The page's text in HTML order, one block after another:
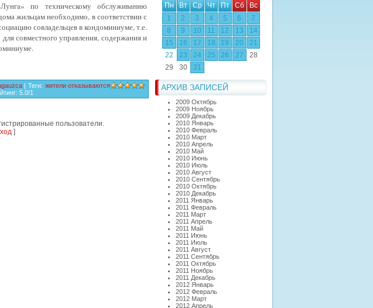
Пн
Вт Ср Чт Пт Сб
Вс
1
2 3 4 5 6
7
8
9 10 11 12 13
14
15
16 17 18 19 20
21
22
23 24 25 26 27
28
29
30 31
АРХИВ ЗАПИСЕЙ
2009 Октябрь
2009 Ноябрь
2009 Декабрь
2010 Январь
2010 Февраль
2010 Март
2010 Апрель
2010 Май
2010 Июнь
2010 Июль
2010 Август
2010 Сентябрь
2010 Октябрь
2010 Декабрь
2011 Январь
2011 Февраль
2011 Март
2011 Апрель
2011 Май
2011 Июнь
2011 Июль
2011 Август
2011 Сентябрь
2011 Октябрь
2011 Ноябрь
2011 Декабрь
2012 Январь
2012 Февраль
2012 Март
2012 Апрель
по техническому обслуживанию
жильцам необходимо, в соответствии с
совладельцев в кондоминиуме, т.е.
совместного управления, содержания и
| Теги: жители отказываются
: 5.0/1
пользователи.
]